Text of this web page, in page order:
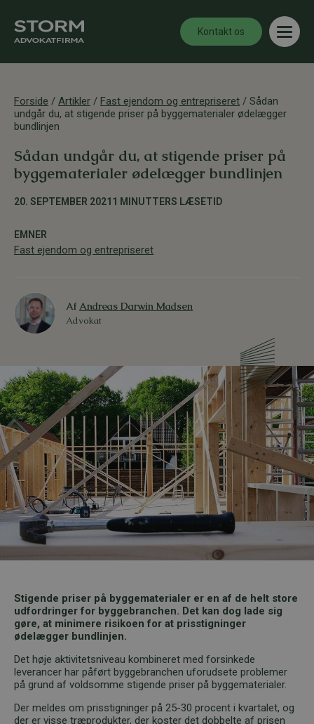
Kontakt os
Forside / Artikler / Fast ejendom og entrepriseret / Sådan
undgår du, at stigende priser på byggematerialer ødelægger
bundlinjen
Sådan undgår du, at stigende priser på
byggematerialer ødelægger bundlinjen
20. SEPTEMBER 2021 1 MINUTTERS LÆSETID
EMNER
Fast ejendom og entrepriseret
AfAndreas Darwin Madsen
Advokat
Stigende priser på byggematerialer er en af de helt store
udfordringer for byggebranchen. Det kan dog lade sig
gøre, at minimere risikoen for at prisstigninger
ødelægger bundlinjen.
Det høje aktivitetsniveau kombineret med forsinkede
leverancer har påført byggebranchen uforudsete problemer
på grund af voldsomme stigende priser på byggematerialer.
Der meldes om prisstigninger på 25-30 procent i kvartalet, og
der er visse træprodukter, der koster det dobbelte af prisen